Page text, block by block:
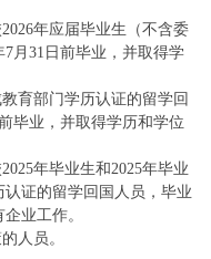
年应届毕业生（不含委
月31日前毕业，并取得学
育部门学历认证的留学回
毕业，并取得学历和学位
年毕业生和2025年毕业
证的留学回国人员，毕业
业工作。
人员。